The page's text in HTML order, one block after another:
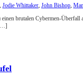
, Jodie Whittaker, John Bishop,
brutalen Cybermen-
[…]